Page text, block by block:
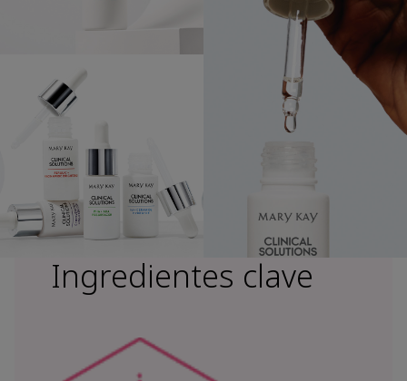
Ingredientes clave